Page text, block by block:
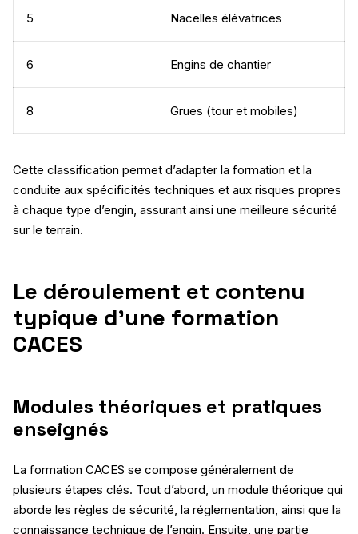
5 Nacelles élévatrices
6 Engins de chantier
8 Grues (tour et mobiles)
Cette classification permet d’adapter la formation et la
conduite aux spécificités techniques et aux risques propres
à chaque type d’engin, assurant ainsi une meilleure sécurité
sur le terrain.
Le déroulement et contenu
typique d’une formation
CACES
Modules théoriques et pratiques
enseignés
La formation CACES se compose généralement de
plusieurs étapes clés. Tout d’abord, un module théorique qui
aborde les règles de sécurité, la réglementation, ainsi que la
connaissance technique de l’engin. Ensuite, une partie